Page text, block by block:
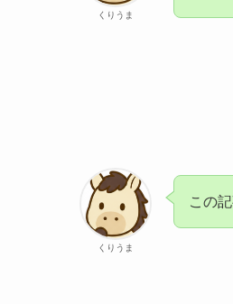
くりうま
くりうま
この